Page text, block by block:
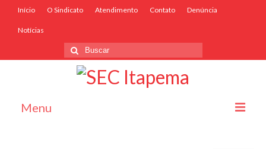
Início O Sindicato Atendimento Contato Denúncia
Notícias
Menu